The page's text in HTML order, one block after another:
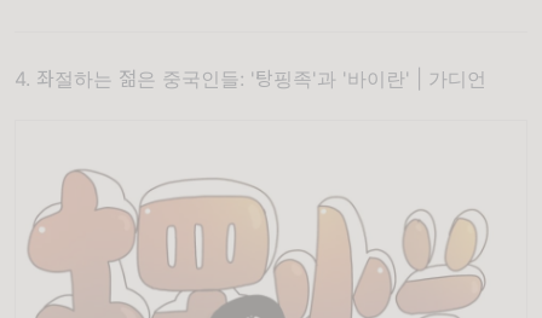
4. 좌절하는 젊은 중국인들: '탕핑족'과 '바이란' | 가디언